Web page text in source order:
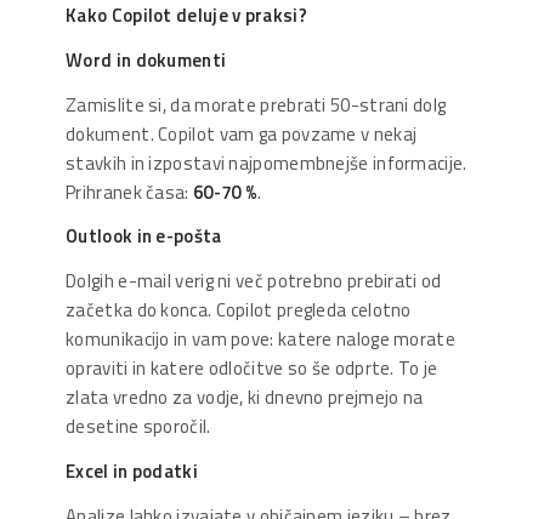
Kako Copilot deluje v praksi?
Word in dokumenti
Zamislite si, da morate prebrati 50-strani dolg
dokument. Copilot vam ga povzame v nekaj
stavkih in izpostavi najpomembnejše informacije.
Prihranek časa: 60-70 %.
Outlook in e-pošta
Dolgih e-mail verig ni več potrebno prebirati od
začetka do konca. Copilot pregleda celotno
komunikacijo in vam pove: katere naloge morate
opraviti in katere odločitve so še odprte. To je
zlata vredno za vodje, ki dnevno prejmejo na
desetine sporočil.
Excel in podatki